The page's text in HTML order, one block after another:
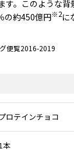
す。このような
の約450億円※2に
便覧2016-2019
ロテインチョコ
本